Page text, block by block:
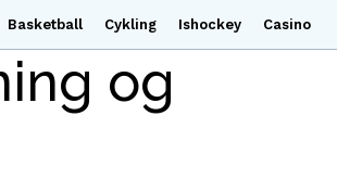
Basketball Cykling Ishockey Casino
og